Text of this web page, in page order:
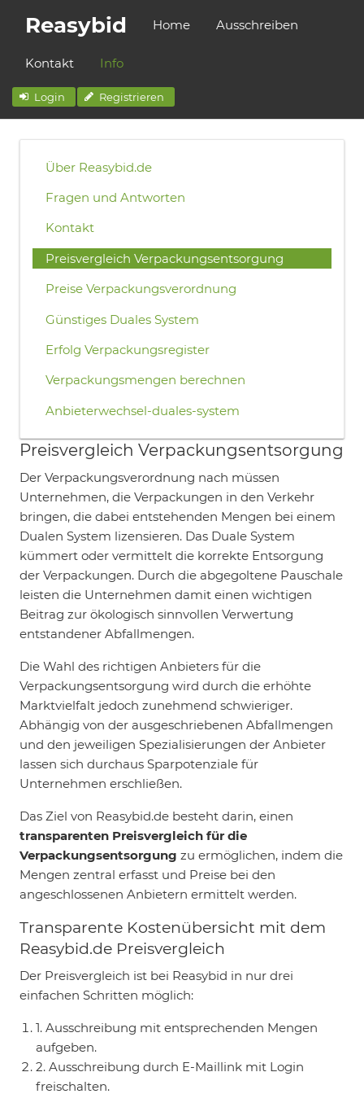
Reasybid Home Ausschreiben
Kontakt Info
Login Registrieren
Über Reasybid.de
Fragen und Antworten
Kontakt
Preisvergleich Verpackungsentsorgung
Preise Verpackungsverordnung
Günstiges Duales System
Erfolg Verpackungsregister
Verpackungsmengen berechnen
Anbieterwechsel-duales-system
Preisvergleich Verpackungsentsorgung
Der Verpackungsverordnung nach müssen
Unternehmen, die Verpackungen in den Verkehr
bringen, die dabei entstehenden Mengen bei einem
Dualen System lizensieren. Das Duale System
kümmert oder vermittelt die korrekte Entsorgung
der Verpackungen. Durch die abgegoltene Pauschale
leisten die Unternehmen damit einen wichtigen
Beitrag zur ökologisch sinnvollen Verwertung
entstandener Abfallmengen.
Die Wahl des richtigen Anbieters für die
Verpackungsentsorgung wird durch die erhöhte
Marktvielfalt jedoch zunehmend schwieriger.
Abhängig von der ausgeschriebenen Abfallmengen
und den jeweiligen Spezialisierungen der Anbieter
lassen sich durchaus Sparpotenziale für
Unternehmen erschließen.
Das Ziel von Reasybid.de besteht darin, einen
transparenten Preisvergleich für die
Verpackungsentsorgung zu ermöglichen, indem die
Mengen zentral erfasst und Preise bei den
angeschlossenen Anbietern ermittelt werden.
Transparente Kostenübersicht mit dem
Reasybid.de Preisvergleich
Der Preisvergleich ist bei Reasybid in nur drei
einfachen Schritten möglich:
1. Ausschreibung mit entsprechenden Mengen
aufgeben.
2. Ausschreibung durch E-Maillink mit Login
freischalten.